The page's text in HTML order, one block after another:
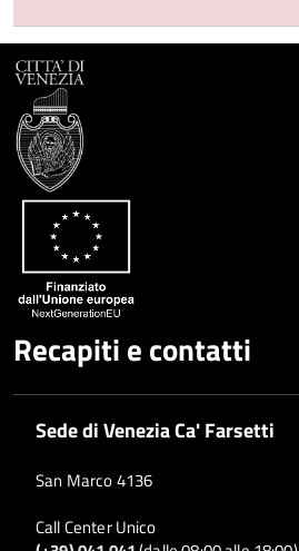
Recapiti e contatti
Sede di Venezia Ca' Farsetti
San Marco 4136
Call Center Unico